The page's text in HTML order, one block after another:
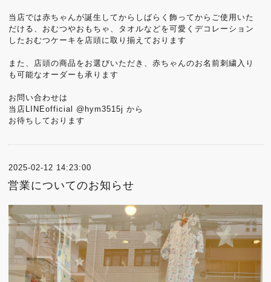
当店では赤ちゃんが誕生してからしばらく飾ってからご使用いた
だける、おむつやおもちゃ、タオルなどを可愛くデコレーション
したおむつケーキを店頭に取り揃えております
また、店頭の商品をお選びいただき、赤ちゃんのお名前刺繍入り
も可能なオーダーも承ります
お問い合わせは
当店LINEofficial @hym3515j から
お待ちしております
2025-02-12 14:23:00
営業についてのお知らせ